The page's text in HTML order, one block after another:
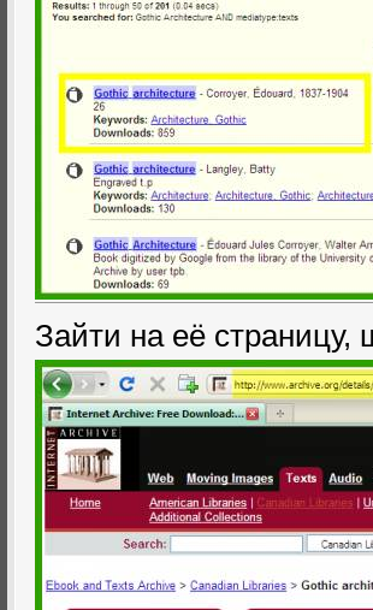
Зайти на её страницу,